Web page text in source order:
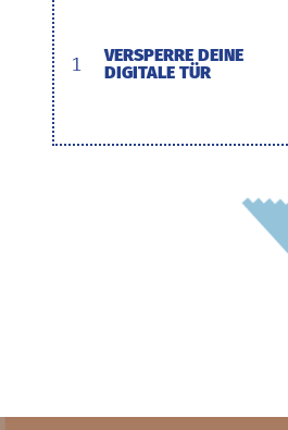
1
VERSPERRE DEINE
DIGITALE TÜR